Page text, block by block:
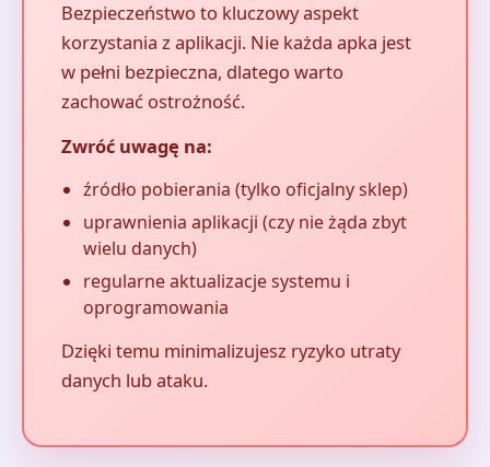
Bezpieczeństwo to kluczowy aspekt
korzystania z aplikacji. Nie każda apka jest
w pełni bezpieczna, dlatego warto
zachować ostrożność.
Zwróć uwagę na:
źródło pobierania (tylko oficjalny sklep)
uprawnienia aplikacji (czy nie żąda zbyt
wielu danych)
regularne aktualizacje systemu i
oprogramowania
Dzięki temu minimalizujesz ryzyko utraty
danych lub ataku.